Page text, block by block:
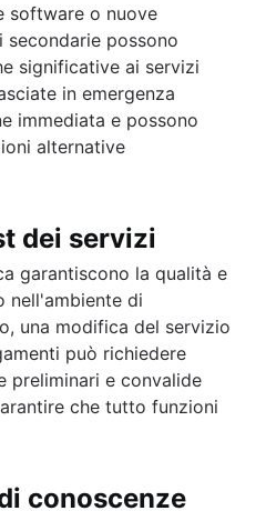
software o nuove
secondarie possono
significative ai servizi
in emergenza
immediata e possono
alternative
dei servizi
garantiscono la qualità e
nell'ambiente di
una modifica del servizio
può richiedere
preliminari e convalide
che tutto funzioni
conoscenze